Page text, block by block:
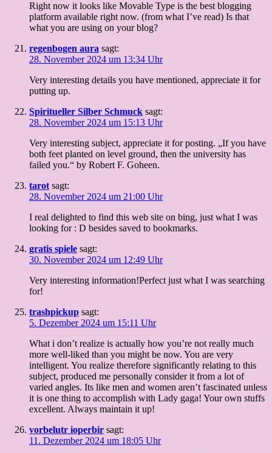
Right now it looks like Movable Type is the best blogging
platform available right now. (from what I’ve read) Is that
what you are using on your blog?
regenbogen aura sagt:
28. November 2024 um 13:34 Uhr
Very interesting details you have mentioned, appreciate it for
putting up.
Spiritueller Silber Schmuck sagt:
28. November 2024 um 15:13 Uhr
Very interesting subject, appreciate it for posting. „If you have
both feet planted on level ground, then the university has
failed you.“ by Robert F. Goheen.
tarot sagt:
28. November 2024 um 21:00 Uhr
I real delighted to find this web site on bing, just what I was
looking for : D besides saved to bookmarks.
gratis spiele sagt:
30. November 2024 um 12:49 Uhr
Very interesting information!Perfect just what I was searching
for!
trashpickup sagt:
5. Dezember 2024 um 15:11 Uhr
What i don’t realize is actually how you’re not really much
more well-liked than you might be now. You are very
intelligent. You realize therefore significantly relating to this
subject, produced me personally consider it from a lot of
varied angles. Its like men and women aren’t fascinated unless
it is one thing to accomplish with Lady gaga! Your own stuffs
excellent. Always maintain it up!
vorbelutr ioperbir sagt:
11. Dezember 2024 um 18:05 Uhr